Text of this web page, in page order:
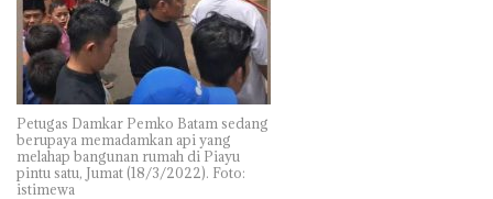
Petugas Damkar Pemko Batam sedang
berupaya memadamkan api yang
melahap bangunan rumah di Piayu
pintu satu, Jumat (18/3/2022). Foto:
istimewa